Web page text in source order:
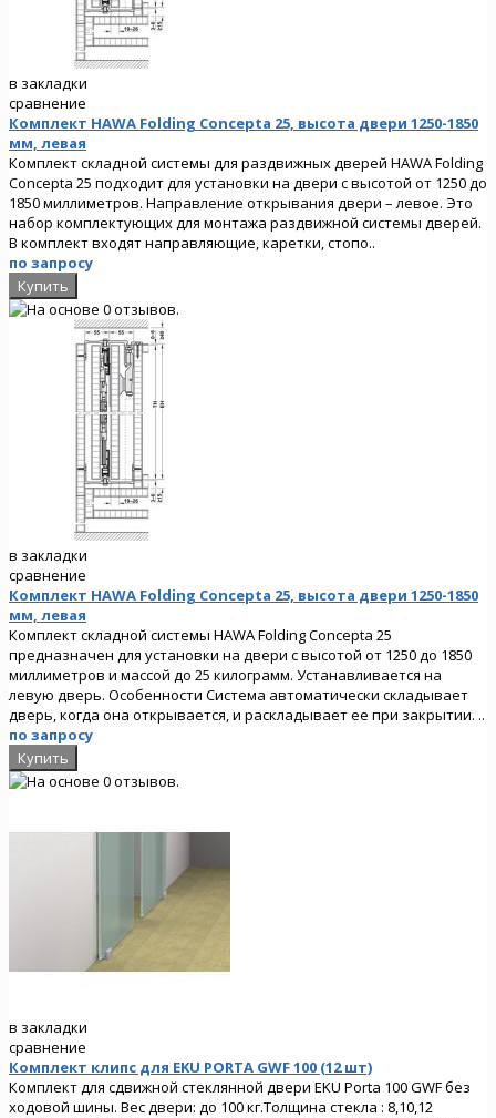
в закладки
сравнение
Комплект HAWA Folding Concepta 25, высота двери 1250-1850
мм, левая
Комплект складной системы для раздвижных дверей HAWA Folding
Concepta 25 подходит для установки на двери с высотой от 1250 до
1850 миллиметров. Направление открывания двери – левое. Это
набор комплектующих для монтажа раздвижной системы дверей.
В комплект входят направляющие, каретки, стопо..
по запросу
в закладки
сравнение
Комплект HAWA Folding Concepta 25, высота двери 1250-1850
мм, левая
Комплект складной системы HAWA Folding Concepta 25
предназначен для установки на двери с высотой от 1250 до 1850
миллиметров и массой до 25 килограмм. Устанавливается на
левую дверь. Особенности Система автоматически складывает
дверь, когда она открывается, и раскладывает ее при закрытии. ..
по запросу
в закладки
сравнение
Комплект клипс для EKU PORTA GWF 100 (12 шт)
Комплект для сдвижной стеклянной двери EKU Porta 100 GWF без
ходовой шины. Вес двери: до 100 кг.Толщина стекла : 8,10,12